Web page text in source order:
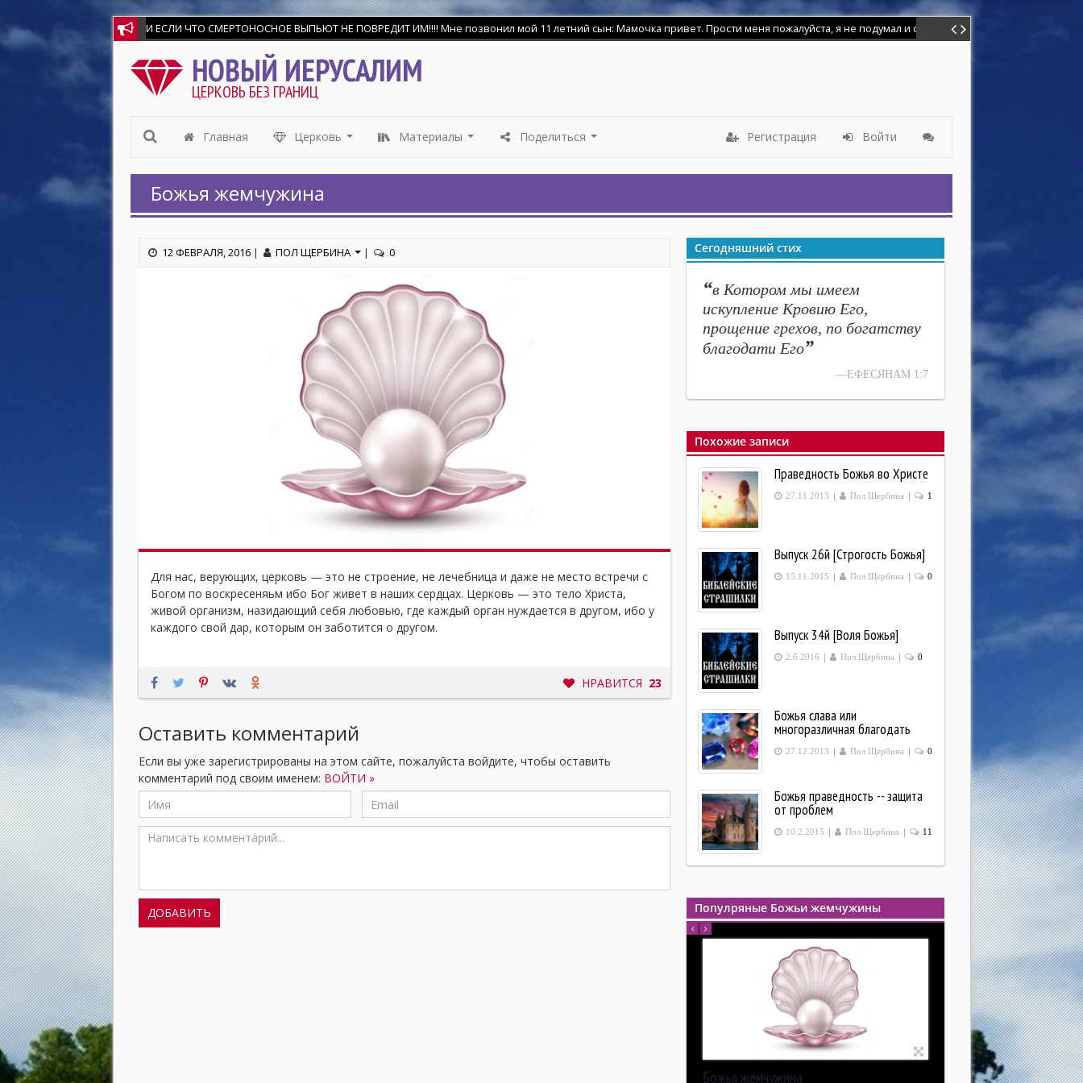
И ЕСЛИ ЧТО СМЕРТОНОСНОЕ ВЫПЬЮТ НЕ ПОВРЕДИТ ИМ!!!! Мне позвонил мой 11 летний сын: Мамочка привет. Прости меня пожалуйста, я не подумал и сделал глупость. Я баловался
НОВЫЙ ИЕРУСАЛИМ
ЦЕРКОВЬ БЕЗ ГРАНИЦ
Главная Церковь Материалы Поделиться Регистрация Войти
Божья жемчужина
12 ФЕВРАЛЯ, 2016 | ПОЛ ЩЕРБИНА | 0
Для нас, верующих, церковь — это не строение, не лечебница и даже не место встречи с
Богом по воскресеняьм ибо Бог живет в наших сердцах. Церковь — это тело Христа,
живой организм, назидающий себя любовью, где каждый орган нуждается в другом, ибо у
каждого свой дар, которым он заботится о другом.
НРАВИТСЯ 23
Оставить комментарий
Если вы уже зарегистрированы на этом сайте, пожалуйста войдите, чтобы оставить
комментарий под своим именем: ВОЙТИ »
Сегодняшний стих
“в Котором мы имеем
искупление Кровию Его,
прощение грехов, по богатству
благодати Его”
—ЕФЕСЯНАМ 1:7
Похожие записи
Праведность Божья во Христе
27.11.2013 | Пол Щербина | 1
Выпуск 26й [Строгость Божья]
15.11.2015 | Пол Щербина | 0
Выпуск 34й [Воля Божья]
2.6.2016 | Пол Щербина | 0
Божья слава или
многоразличная благодать
27.12.2013 | Пол Щербина | 0
Божья праведность -- защита
от проблем
10.2.2015 | Пол Щербина | 11
Популряные Божьи жемчужины
Божья жемчужина
Божья жемчужина